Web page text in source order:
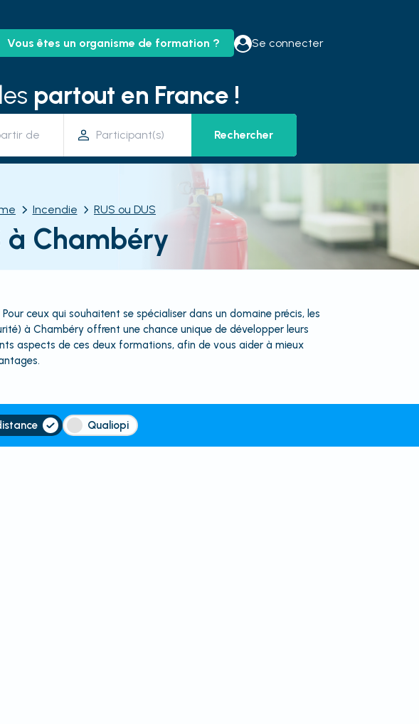
Vous êtes un organisme de formation ? Se connecter
partout en France !
de Rechercher
Incendie RUS ou DUS
à Chambéry
ceux qui souhaitent se spécialiser dans un domaine précis, les
à Chambéry offrent une chance unique de développer leurs
aspects de ces deux formations, afin de vous aider à mieux
Qualiopi